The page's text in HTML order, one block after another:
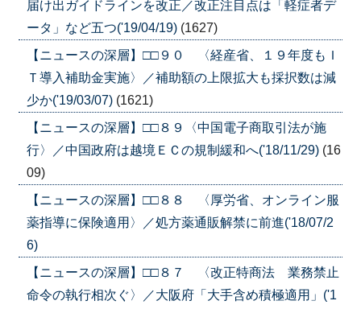
届け出ガイドラインを改正／改正注目点は「軽症者デ
ータ」など五つ('19/04/19) (1627)
【ニュースの深層】□□９０ 〈経産省、１９年度もＩ
Ｔ導入補助金実施〉／補助額の上限拡大も採択数は減
少か('19/03/07) (1621)
【ニュースの深層】□□８９〈中国電子商取引法が施
行〉／中国政府は越境ＥＣの規制緩和へ('18/11/29) (16
09)
【ニュースの深層】□□８８ 〈厚労省、オンライン服
薬指導に保険適用〉／処方薬通販解禁に前進('18/07/2
6)
【ニュースの深層】□□８７ 〈改正特商法 業務禁止
命令の執行相次ぐ〉／大阪府「大手含め積極適用」('1